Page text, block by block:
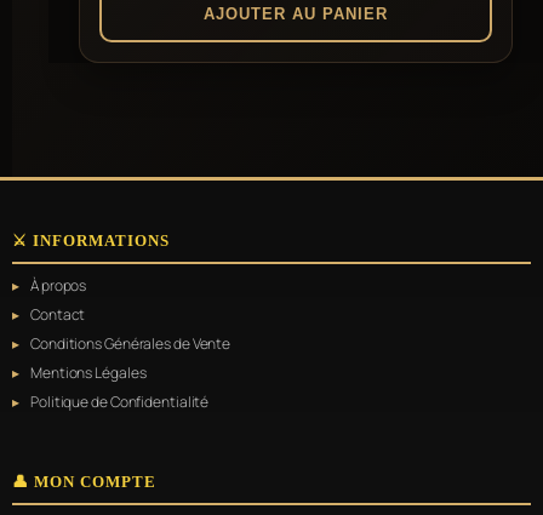
AJOUTER AU PANIER
⚔️ INFORMATIONS
À propos
Contact
Conditions Générales de Vente
Mentions Légales
Politique de Confidentialité
👤 MON COMPTE